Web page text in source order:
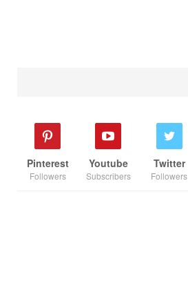
Twitter
Followers
Youtube
Subscribers
Pinterest
Followers